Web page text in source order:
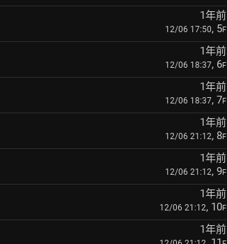
1年前
12/06 17:50, 5F
1年前
12/06 18:37, 6F
1年前
12/06 18:37, 7F
1年前
12/06 21:12, 8F
1年前
12/06 21:12, 9F
1年前
12/06 21:12, 10F
1年前